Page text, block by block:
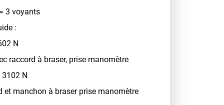
3 voyants
:
N
raccord à braser, prise manomètre
3102 N
et manchon à braser prise manomètre